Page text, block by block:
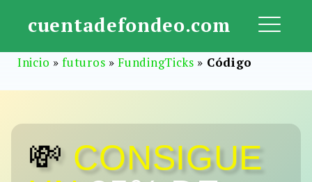
contenido
cuentadefondeo.com
Inicio »futuros »FundingTicks » Código
💸 CONSIGUE